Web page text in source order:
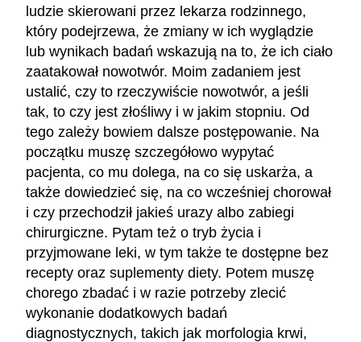
ludzie skierowani przez lekarza rodzinnego,
który podejrzewa, że zmiany w ich wyglądzie
lub wynikach badań wskazują na to, że ich ciało
zaatakował nowotwór. Moim zadaniem jest
ustalić, czy to rzeczywiście nowotwór, a jeśli
tak, to czy jest złośliwy i w jakim stopniu. Od
tego zależy bowiem dalsze postępowanie. Na
początku muszę szczegółowo wypytać
pacjenta, co mu dolega, na co się uskarża, a
także dowiedzieć się, na co wcześniej chorował
i czy przechodził jakieś urazy albo zabiegi
chirurgiczne. Pytam też o tryb życia i
przyjmowane leki, w tym także te dostępne bez
recepty oraz suplementy diety. Potem muszę
chorego zbadać i w razie potrzeby zlecić
wykonanie dodatkowych badań
diagnostycznych, takich jak morfologia krwi,